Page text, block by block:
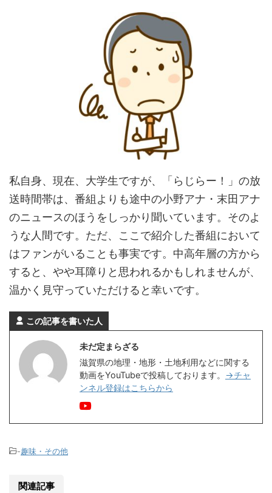
私自身、現在、大学生ですが、「らじらー！」の放
送時間帯は、番組よりも途中の小野アナ・末田アナ
のニュースのほうをしっかり聞いています。そのよ
うな人間です。ただ、ここで紹介した番組において
はファンがいることも事実です。中高年層の方から
すると、やや耳障りと思われるかもしれませんが、
温かく見守っていただけると幸いです。
この記事を書いた人
未だ定まらざる
滋賀県の地理・地形・土地利用などに関する
動画をYouTubeで投稿しております。 →チャ
ンネル登録はこちらから
-趣味・その他
関連記事